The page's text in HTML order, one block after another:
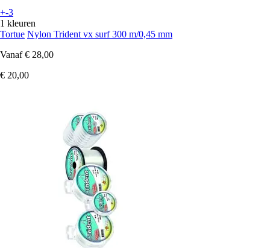
+-3
1 kleuren
Tortue Nylon Trident vx surf 300 m/0,45 mm
Vanaf € 28,00
€ 20,00